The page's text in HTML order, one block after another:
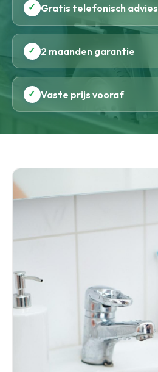
✓ Gratis telefonisch advies
✓ 2 maanden garantie
✓ Vaste prijs vooraf